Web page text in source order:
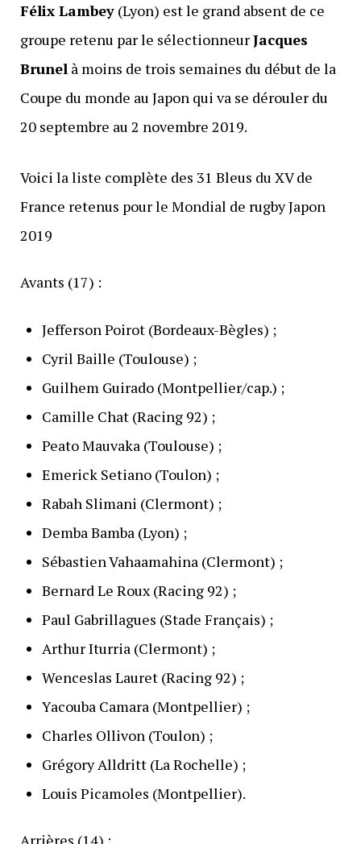
Félix Lambey(Lyon) est le grand absent de ce
groupe retenu par le sélectionneurJacques
Brunelà moins de trois semaines du début de la
Coupe du monde au Japon qui va se dérouler du
20 septembre au 2 novembre 2019.
Voici la liste complète des 31 Bleus du XV de
France retenus pour le Mondial de rugby Japon
2019
Avants (17) :
Jefferson Poirot (Bordeaux-Bègles) ;
Cyril Baille (Toulouse) ;
Guilhem Guirado (Montpellier/cap.) ;
Camille Chat (Racing 92) ;
Peato Mauvaka (Toulouse) ;
Emerick Setiano (Toulon) ;
Rabah Slimani (Clermont) ;
Demba Bamba (Lyon) ;
Sébastien Vahaamahina (Clermont) ;
Bernard Le Roux (Racing 92) ;
Paul Gabrillagues (Stade Français) ;
Arthur Iturria (Clermont) ;
Wenceslas Lauret (Racing 92) ;
Yacouba Camara (Montpellier) ;
Charles Ollivon (Toulon) ;
Grégory Alldritt (La Rochelle) ;
Louis Picamoles (Montpellier).